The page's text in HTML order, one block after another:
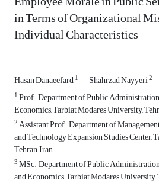
in Terms of Organizational
Individual Characteristics
Hasan Danaeefard1 Shahrzad Nayyeri2
1Prof., Department of Public
Economics, Tarbiat Modares University,
2Assistant Prof., Department of
and Technology Expansion Studies Center,
Tehran, Iran.
3MSc., Department of Public
and Economics, Tarbiat Modares University,